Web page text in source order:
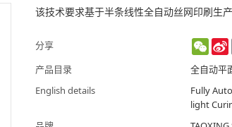
该技术要求基于半条线性全自动丝网印刷生
分享
产品目录
全自动平
English details
Fully
light